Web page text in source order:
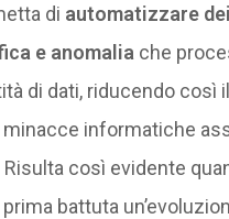
di automatizzare dei
e anomalia che
di dati, riducendo così
informatiche
Risulta così evidente
battuta